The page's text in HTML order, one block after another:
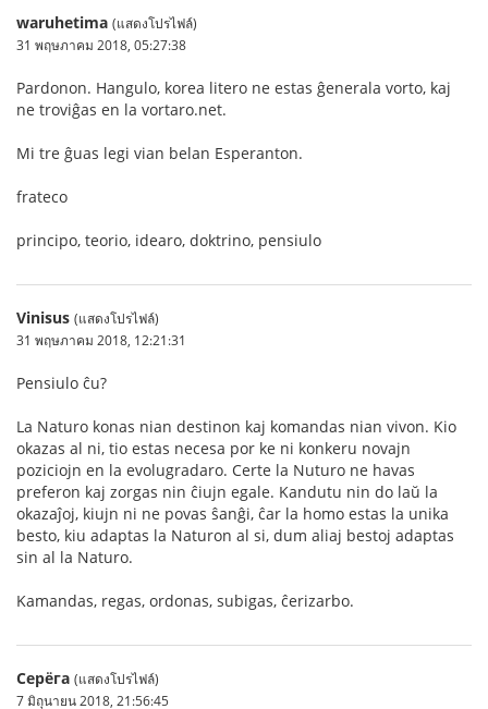
waruhetima (แสดงโปรไฟล์)
31 พฤษภาคม 2018, 05:27:38
Pardonon. Hangulo, korea litero ne estas ĝenerala vorto, kaj
ne troviĝas en la vortaro.net.
Mi tre ĝuas legi vian belan Esperanton.
frateco
principo, teorio, idearo, doktrino, pensiulo
Vinisus (แสดงโปรไฟล์)
31 พฤษภาคม 2018, 12:21:31
Pensiulo ĉu?
La Naturo konas nian destinon kaj komandas nian vivon. Kio
okazas al ni, tio estas necesa por ke ni konkeru novajn
poziciojn en la evolugradaro. Certe la Nuturo ne havas
preferon kaj zorgas nin ĉiujn egale. Kandutu nin do laŭ la
okazaĵoj, kiujn ni ne povas ŝanĝi, ĉar la homo estas la unika
besto, kiu adaptas la Naturon al si, dum aliaj bestoj adaptas
sin al la Naturo.
Kamandas, regas, ordonas, subigas, ĉerizarbo.
Серёга (แสดงโปรไฟล์)
7 มิถุนายน 2018, 21:56:45